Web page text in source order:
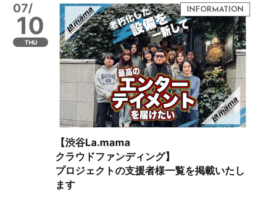
07/
10
THU
【渋谷La.mama
クラウドファンディング】
プロジェクトの支援者様一覧を掲載いたし
ます